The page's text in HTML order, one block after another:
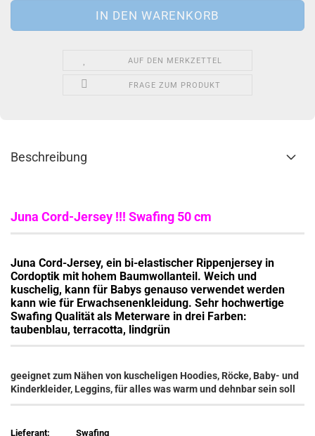
AUF DEN MERKZETTEL
FRAGE ZUM PRODUKT
Beschreibung
Juna Cord-Jersey !!! Swafing 50 cm
Juna Cord-Jersey, ein bi-elastischer Rippenjersey in
Cordoptik mit hohem Baumwollanteil. Weich und
kuschelig, kann für Babys genauso verwendet werden
kann wie für Erwachsenenkleidung. Sehr hochwertige
Swafing Qualität als Meterware in drei Farben:
taubenblau, terracotta, lindgrün
geeignet zum Nähen von kuscheligen Hoodies, Röcke, Baby- und
Kinderkleider, Leggins, für alles was warm und dehnbar sein soll
Lieferant: Swafing